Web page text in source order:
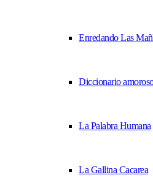
Enredando Las
Diccionario
La Palabra Humana
La Gallina Cacarea